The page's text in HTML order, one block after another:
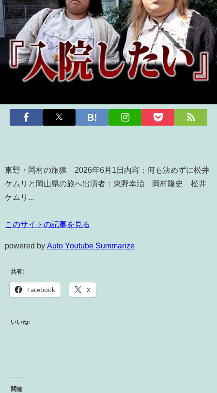
東野・岡村の旅猿 2026年6月1日内容：何も決めずに松井
ケムリと岡山県の旅へ出演者：東野幸治 岡村隆史 松井
ケムリ...
このサイトの記事を見る
powered by Auto Youtube Summarize
共有:
Facebook X
いいね:
関連